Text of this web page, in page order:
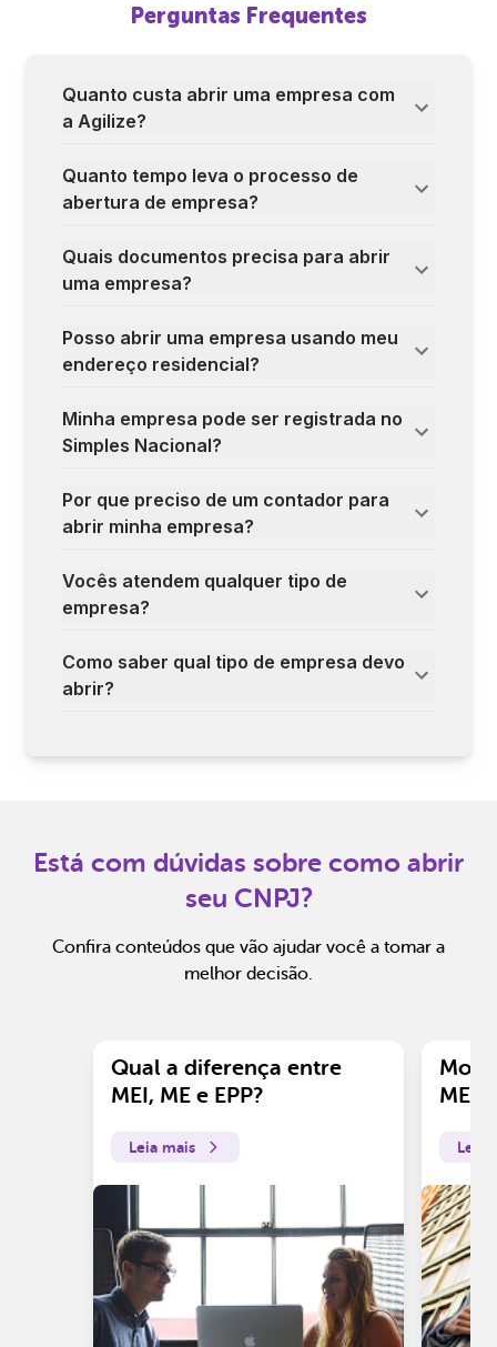
Perguntas Frequentes
Quanto custa abrir uma empresa com
a Agilize?
Quanto tempo leva o processo de
abertura de empresa?
Quais documentos precisa para abrir
uma empresa?
Posso abrir uma empresa usando meu
endereço residencial?
Minha empresa pode ser registrada no
Simples Nacional?
Por que preciso de um contador para
abrir minha empresa?
Vocês atendem qualquer tipo de
empresa?
Como saber qual tipo de empresa devo
abrir?
Está com dúvidas sobre como abrir
seu CNPJ?
Confira conteúdos que vão ajudar você a tomar a
melhor decisão.
Qual a diferença entre
MEI, ME e EPP?
Leia mais
ME?
Leia